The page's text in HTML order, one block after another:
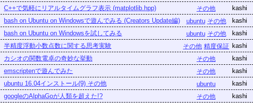
C++で気軽にリアルタイムグラフ表示 (matplotlib.hpp) その他 kashi
bash on Ubuntu on Windowsで遊んでみる (Creators Update編) ubuntu その他 kashi
bash on Ubuntu on Windowsを試してみる ubuntu その他 kashi
半精度浮動小数点数に関する思考実験 その他 精度保証 kashi
カシオの関数電卓の奇妙な挙動 その他 kashi
emscriptenで遊んでみた その他 kashi
ubuntu 16.04インストール(9) その他 ubuntu kashi
googleのAlphaGoが人類を超えた!? その他 kashi